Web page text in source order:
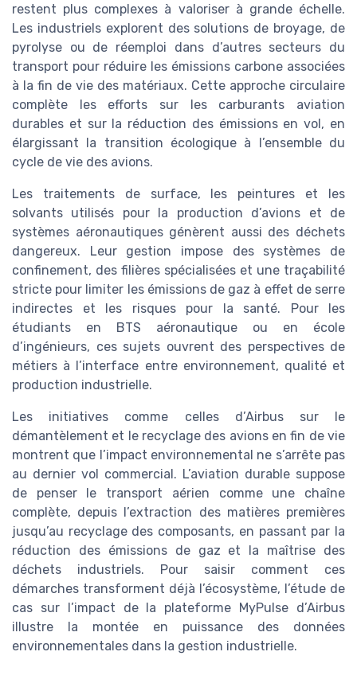
restent plus complexes à valoriser à grande échelle.
Les industriels explorent des solutions de broyage, de
pyrolyse ou de réemploi dans d’autres secteurs du
transport pour réduire les émissions carbone associées
à la fin de vie des matériaux. Cette approche circulaire
complète les efforts sur les carburants aviation
durables et sur la réduction des émissions en vol, en
élargissant la transition écologique à l’ensemble du
cycle de vie des avions.
Les traitements de surface, les peintures et les
solvants utilisés pour la production d’avions et de
systèmes aéronautiques génèrent aussi des déchets
dangereux. Leur gestion impose des systèmes de
confinement, des filières spécialisées et une traçabilité
stricte pour limiter les émissions de gaz à effet de serre
indirectes et les risques pour la santé. Pour les
étudiants en BTS aéronautique ou en école
d’ingénieurs, ces sujets ouvrent des perspectives de
métiers à l’interface entre environnement, qualité et
production industrielle.
Les initiatives comme celles d’Airbus sur le
démantèlement et le recyclage des avions en fin de vie
montrent que l’impact environnemental ne s’arrête pas
au dernier vol commercial. L’aviation durable suppose
de penser le transport aérien comme une chaîne
complète, depuis l’extraction des matières premières
jusqu’au recyclage des composants, en passant par la
réduction des émissions de gaz et la maîtrise des
déchets industriels. Pour saisir comment ces
démarches transforment déjà l’écosystème, l’étude de
cas sur l’impact de la plateforme MyPulse d’Airbus
illustre la montée en puissance des données
environnementales dans la gestion industrielle.